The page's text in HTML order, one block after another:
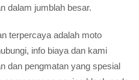
dalam jumblah besar.
terpercaya adalah moto
info biaya dan kami
dan pengmatan yang spesial